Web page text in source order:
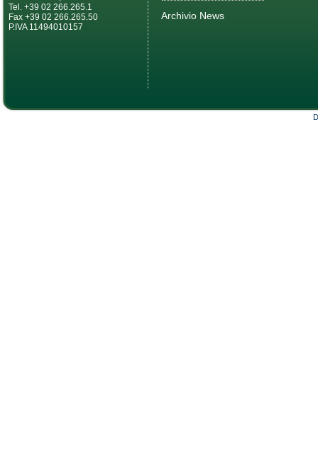
Tel. +39 02 266.265.1
Fax +39 02 266.265.50
P.IVA 11494010157
Archivio News